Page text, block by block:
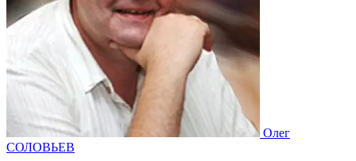
Олег
СОЛОВЬЕВ